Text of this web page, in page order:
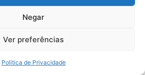
Negar
Ver preferências
Política de Privacidade
de operações, insumos e
custo por hectare e
produtores que buscam